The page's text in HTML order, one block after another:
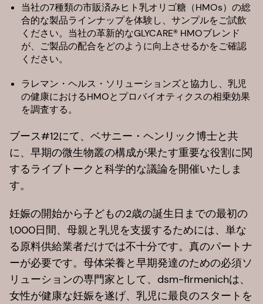
当社の7種類の市販済みヒト乳オリゴ糖（HMOs）の総
合的な製品ラインナップを体験し、サンプルをご試飲
ください。当社の革新的なGLYCARE® HMOブレンド
が、ご製品の配合をどのように向上させるかをご確認
ください。
ラレマン・ヘルス・ソリューションズと協力し、乳児
の健康におけるHMOとプロバイオティクスの相乗効果
を調査する。
ブース#12にて、ベサニー・ヘンリック博士と共
に、早期の微生物叢の構成が果たす重要な役割に関
するライブトークと科学的な議論を開催いたしま
す。
妊娠の開始から子どもの2歳の誕生日までの最初の
1,000日間、母親と乳児を支援するためには、単な
る原料供給業者だけでは不十分です。真のパートナ
ーが必要です。母体栄養と早期発達のための必須ソ
リューションの専門家として、dsm-firmenichは、
女性が健康な妊娠を遂げ、乳児に最良のスタートを